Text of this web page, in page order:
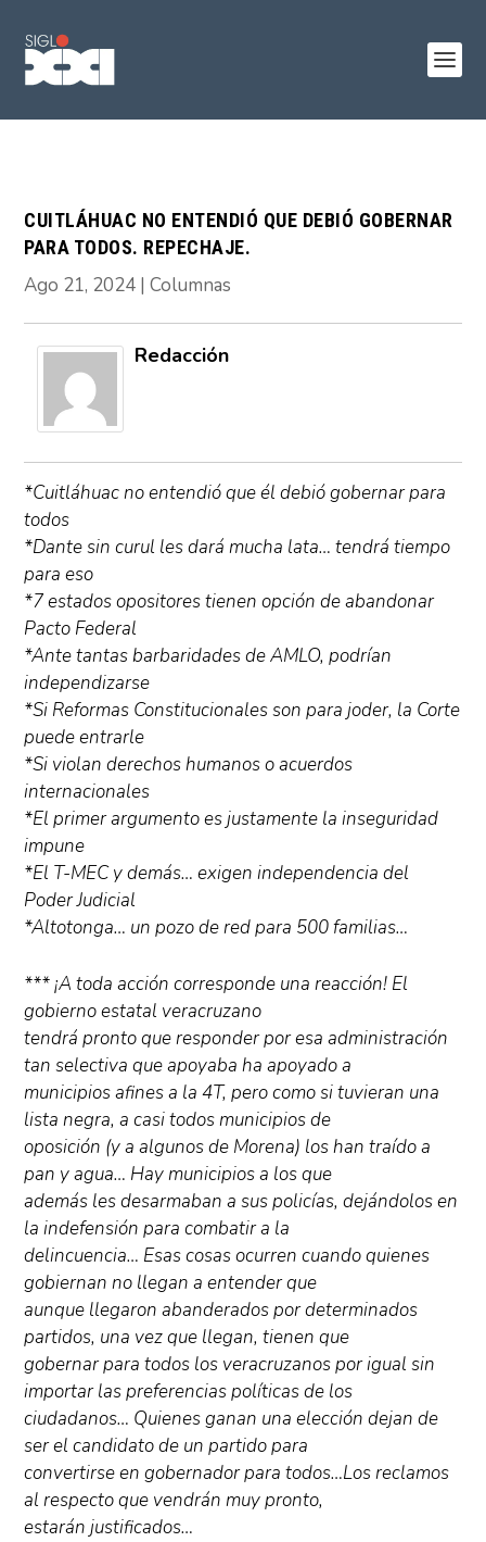
CUITLÁHUAC NO ENTENDIÓ QUE DEBIÓ GOBERNAR
PARA TODOS. REPECHAJE.
Ago 21, 2024 |Columnas
Redacción
*Cuitláhuac no entendió que él debió gobernar para
todos
*Dante sin curul les dará mucha lata… tendrá tiempo
para eso
*7 estados opositores tienen opción de abandonar
Pacto Federal
*Ante tantas barbaridades de AMLO, podrían
independizarse
*Si Reformas Constitucionales son para joder, la Corte
puede entrarle
*Si violan derechos humanos o acuerdos
internacionales
*El primer argumento es justamente la inseguridad
impune
*El T-MEC y demás… exigen independencia del
Poder Judicial
*Altotonga… un pozo de red para 500 familias…
*** ¡A toda acción corresponde una reacción! El
gobierno estatal veracruzano
tendrá pronto que responder por esa administración
tan selectiva que apoyaba ha apoyado a
municipios afines a la 4T, pero como si tuvieran una
lista negra, a casi todos municipios de
oposición (y a algunos de Morena) los han traído a
pan y agua… Hay municipios a los que
además les desarmaban a sus policías, dejándolos en
la indefensión para combatir a la
delincuencia… Esas cosas ocurren cuando quienes
gobiernan no llegan a entender que
aunque llegaron abanderados por determinados
partidos, una vez que llegan, tienen que
gobernar para todos los veracruzanos por igual sin
importar las preferencias políticas de los
ciudadanos… Quienes ganan una elección dejan de
ser el candidato de un partido para
convertirse en gobernador para todos…Los reclamos
al respecto que vendrán muy pronto,
estarán justificados…